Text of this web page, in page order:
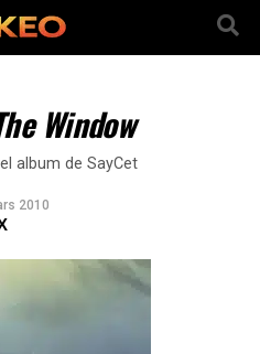
Window
album de SayCet
2010